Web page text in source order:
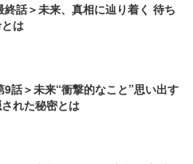
終話＞未来、真相に辿り着く 待ち
は
9話＞未来“衝撃的なこと”思い出す
れた秘密とは